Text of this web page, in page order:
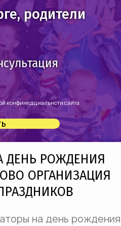
родители
конфинедциальнсти сайта
ДЕНЬ РОЖДЕНИЯ
ОРГАНИЗАЦИЯ
на день рождения